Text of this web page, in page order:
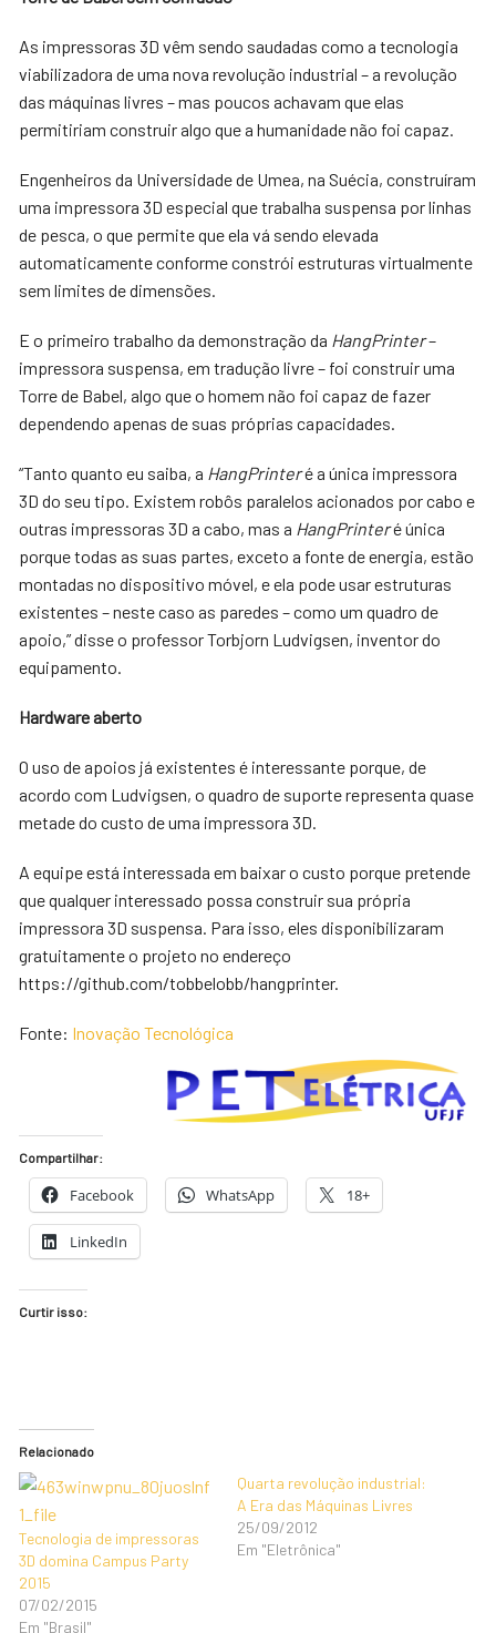
As impressoras 3D vêm sendo saudadas como a tecnologia
viabilizadora de uma nova revolução industrial – a revolução
das máquinas livres – mas poucos achavam que elas
permitiriam construir algo que a humanidade não foi capaz.
Engenheiros da Universidade de Umea, na Suécia, construíram
uma impressora 3D especial que trabalha suspensa por linhas
de pesca, o que permite que ela vá sendo elevada
automaticamente conforme constrói estruturas virtualmente
sem limites de dimensões.
E o primeiro trabalho da demonstração da HangPrinter–
impressora suspensa, em tradução livre – foi construir uma
Torre de Babel, algo que o homem não foi capaz de fazer
dependendo apenas de suas próprias capacidades.
“Tanto quanto eu saiba, a HangPrinteré a única impressora
3D do seu tipo. Existem robôs paralelos acionados por cabo e
outras impressoras 3D a cabo, mas a HangPrinteré única
porque todas as suas partes, exceto a fonte de energia, estão
montadas no dispositivo móvel, e ela pode usar estruturas
existentes – neste caso as paredes – como um quadro de
apoio,” disse o professor Torbjorn Ludvigsen, inventor do
equipamento.
Hardware aberto
O uso de apoios já existentes é interessante porque, de
acordo com Ludvigsen, o quadro de suporte representa quase
metade do custo de uma impressora 3D.
A equipe está interessada em baixar o custo porque pretende
que qualquer interessado possa construir sua própria
impressora 3D suspensa. Para isso, eles disponibilizaram
gratuitamente o projeto no endereço
https://github.com/tobbelobb/hangprinter.
Fonte: Inovação Tecnológica
Compartilhar:
Facebook WhatsApp 18+
LinkedIn
Curtir isso:
Relacionado
Tecnologia de impressoras
3D domina Campus Party
2015
07/02/2015
Em "Brasil"
Quarta revolução industrial:
A Era das Máquinas Livres
25/09/2012
Em "Eletrônica"